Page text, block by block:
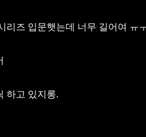
리즈 입문햇는데 너무 길어여 ㅠ
하고 있지롱.